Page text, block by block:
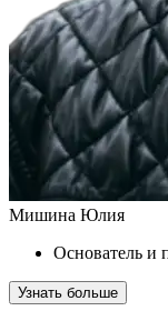
Мишина Юлия
Основатель и
Узнать больше